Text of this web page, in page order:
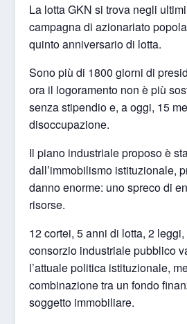
La lotta GKN si trova negli
campagna di azionariato
quinto anniversario di lotta.
Sono più di 1800 giorni di
ora il logoramento non è più
senza stipendio e, a oggi, 15
disoccupazione.
Il piano industriale proposo è
dall’immobilismo istituzionale,
danno enorme: uno spreco di
risorse.
12 cortei, 5 anni di lotta, 2
consorzio industriale pubblico
l’attuale politica istituzionale,
combinazione tra un fondo
soggetto immobiliare.